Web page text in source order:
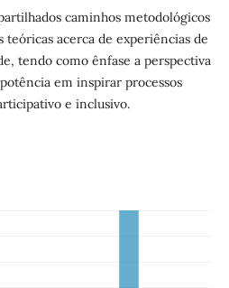
caminhos metodológicos
teóricas acerca de experiências de
tendo como ênfase a perspectiva
em inspirar processos
e inclusivo.